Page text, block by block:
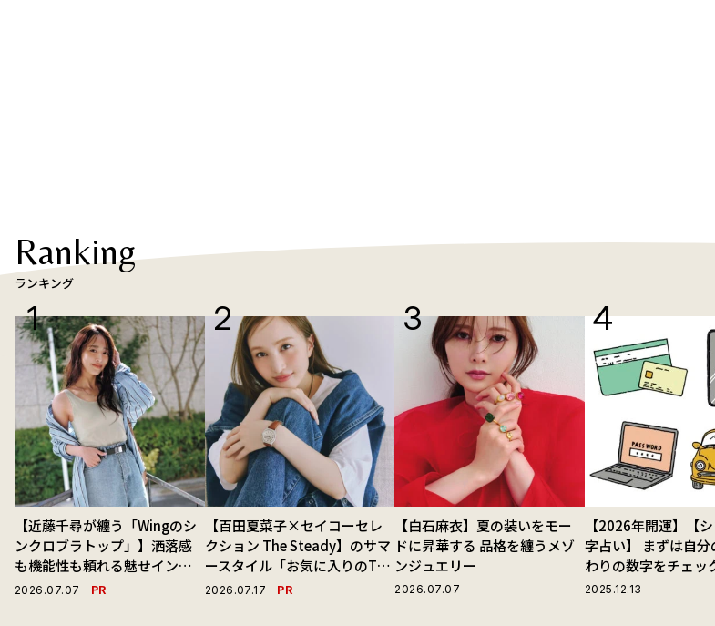
Ranking
ランキング
【近藤千尋が纏う「Wingのシ
ンクロブラトップ」】洒落感
も機能性も頼れる魅せインナ
ーで毎日を心地よくアプデ！
2026.07.07 PR
【百田夏菜子×セイコーセレ
クション The Steady】のサマ
ースタイル「お気に入りのTシ
ャツと最高の時計と。」
2026.07.17 PR
【白石麻衣】夏の装いをモー
ドに昇華する 品格を纏うメゾ
ンジュエリー
2026.07.07
【2026年開運】【
字占い】 まずは自分
わりの数字をチェッ
2025.12.13